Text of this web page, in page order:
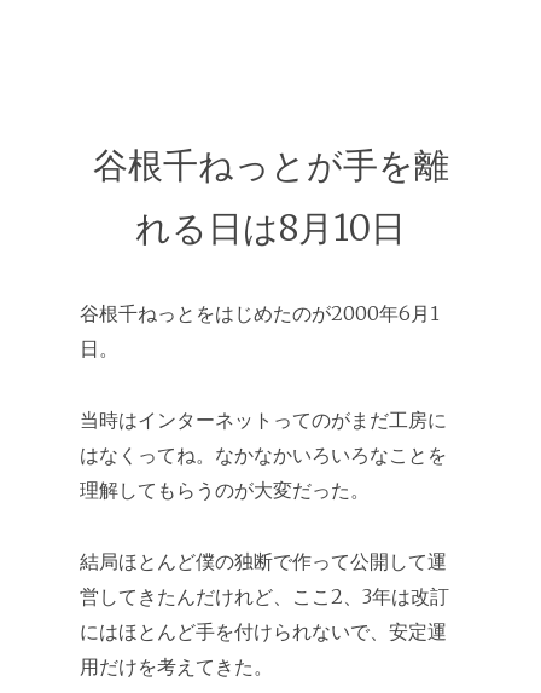
谷根千ねっとが手を離
れる日は8月10日
谷根千ねっとをはじめたのが2000年6月1
日。
当時はインターネットってのがまだ工房に
はなくってね。なかなかいろいろなことを
理解してもらうのが大変だった。
結局ほとんど僕の独断で作って公開して運
営してきたんだけれど、ここ2、3年は改訂
にはほとんど手を付けられないで、安定運
用だけを考えてきた。